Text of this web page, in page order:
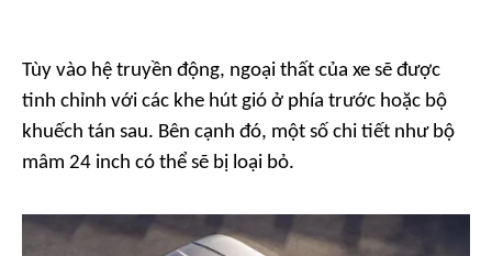
Tùy vào hệ truyền động, ngoại thất của xe sẽ được
tinh chỉnh với các khe hút gió ở phía trước hoặc bộ
khuếch tán sau. Bên cạnh đó, một số chi tiết như bộ
mâm 24 inch có thể sẽ bị loại bỏ.